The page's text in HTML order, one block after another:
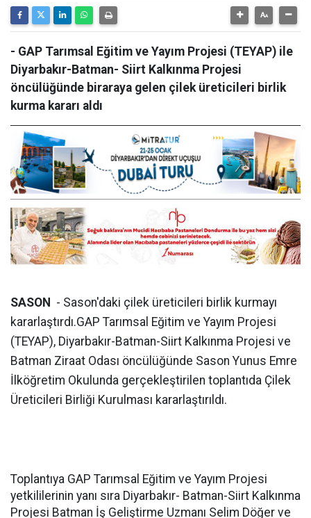
- GAP Tarımsal Eğitim ve Yayım Projesi (TEYAP) ile
Diyarbakır-Batman- Siirt Kalkınma Projesi
öncülüğünde biraraya gelen çilek üreticileri birlik
kurma kararı aldı
SASON - Sason'daki çilek üreticileri birlik kurmayı
kararlaştırdı.GAP Tarımsal Eğitim ve Yayım Projesi
(TEYAP), Diyarbakır-Batman-Siirt Kalkınma Projesi ve
Batman Ziraat Odası öncülüğünde Sason Yunus Emre
İlköğretim Okulunda gerçekleştirilen toplantıda Çilek
Üreticileri Birliği Kurulması kararlaştırıldı.
Toplantıya GAP Tarımsal Eğitim ve Yayım Projesi
yetkililerinin yanı sıra Diyarbakır- Batman-Siirt Kalkınma
Projesi Batman İş Geliştirme Uzmanı Selim Döğer ve